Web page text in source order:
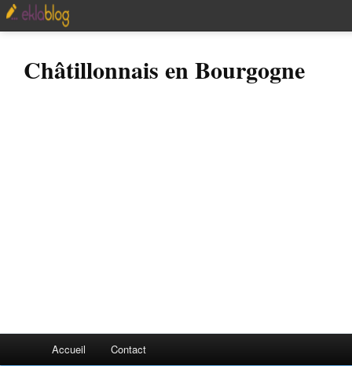
Châtillonnais en Bourgogne
Accueil Contact